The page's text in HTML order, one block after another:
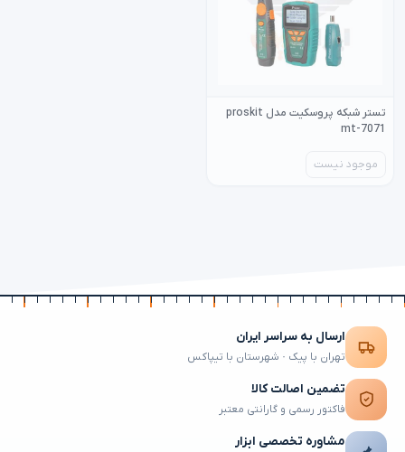
تستر شبکه پروسکیت مدل proskit
mt-7071
موجود نیست
ارسال به سراسر ایران
تهران با پیک · شهرستان با تیپاکس
تضمین اصالت کالا
فاکتور رسمی و گارانتی معتبر
مشاوره تخصصی ابزار